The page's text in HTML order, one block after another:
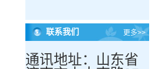
联系我们 更多>>
通讯地址：山东省